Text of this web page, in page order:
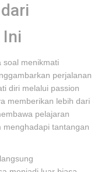
soal menikmati
perjalanan
diri melalui passion
memberikan lebih dari
pelajaran
tantangan